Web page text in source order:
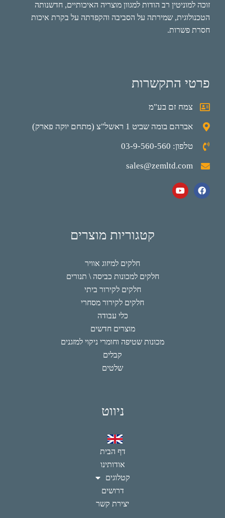
זוכה למוניטין רב הודות למגוון מוצריה האיכותיים, חדשנותה
הטכנולוגית, שמירתה על הסביבה והקפדתה על בקרת איכות
חסרת פשרות.
פרטי התקשרות
צמח זם בע"מ
אברהם בומה שביט 1 ראשל"צ (מתחם יוקה פארק)
טלפון: 03-9-560-560
sales@zemltd.com
קטגוריות מוצרים
חלקים למיזוג אוויר
חלקים למכונות כביסה \ תנורים
חלקים לקירור ביתי
חלקים לקירור מסחרי
כלי עבודה
מוצרים חדשים
מכונות שטיפה וחומרי ניקוי למזגנים
קבלים
שלטים
ניווט
דף הבית
אודותינו
קטלוגים
דרושים
יצירת קשר